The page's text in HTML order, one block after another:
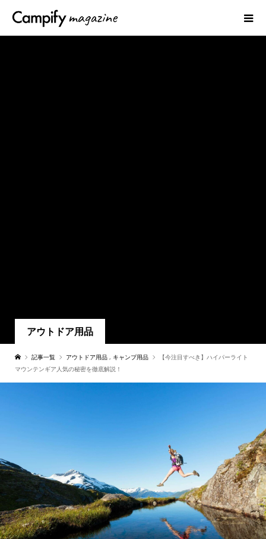
アウトドア用品
記事一覧 アウトドア用品 , キャンプ用品
【今注目すべき】ハイパーライト
マウンテンギア人気の秘密を徹底解説！